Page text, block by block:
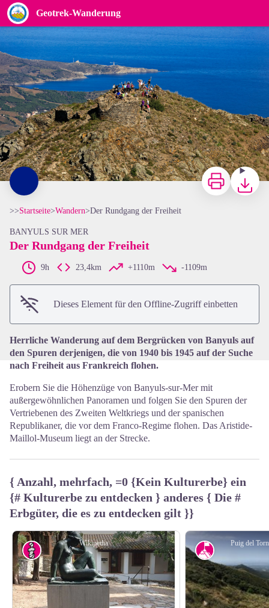
Geotrek-Wanderung
Der Rundgang der Freiheit
Vue de la Tour de Querroig - Frédéric Hédelin
Zu drucken
>>Startseite>Wandern>Der Rundgang der Freiheit
BANYULS SUR MER
Der Rundgang der Freiheit
9h 23,4km +1110m -1109m
Dieses Element für den Offline-Zugriff einbetten
Herrliche Wanderung auf dem Bergrücken von Banyuls auf
den Spuren derjenigen, die von 1940 bis 1945 auf der Suche
nach Freiheit aus Frankreich flohen.
Erobern Sie die Höhenzüge von Banyuls-sur-Mer mit
außergewöhnlichen Panoramen und folgen Sie den Spuren der
Vertriebenen des Zweiten Weltkriegs und der spanischen
Republikaner, die vor dem Franco-Regime flohen. Das Aristide-
Maillol-Museum liegt an der Strecke.
{ Anzahl, mehrfach, =0 {Kein Kulturerbe} ein
{# Kulturerbe zu entdecken } anderes { Die #
Erbgüter, die es zu entdecken gilt }}
Wikipedia Puig del